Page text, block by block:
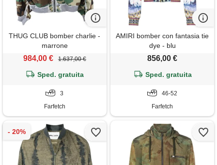
THUG CLUB bomber charlie -
marrone
984,00 € 1.637,00 €
Sped. gratuita
3
Farfetch
AMIRI bomber con fantasia tie
dye - blu
856,00 €
Sped. gratuita
46-52
Farfetch